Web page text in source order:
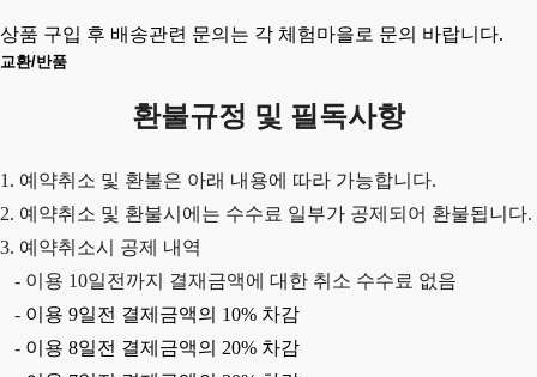
상품 구입 후 배송관련 문의는 각 체험마을로 문의 바랍니다.
교환/반품
환불규정 및 필독사항
1. 예약취소 및 환불은 아래 내용에 따라 가능합니다.
2. 예약취소 및 환불시에는 수수료 일부가 공제되어 환불됩니다.
3. 예약취소시 공제 내역
- 이용 10일전까지 결재금액에 대한 취소 수수료 없음
- 이용 9일전 결제금액의 10% 차감
- 이용 8일전 결제금액의 20% 차감